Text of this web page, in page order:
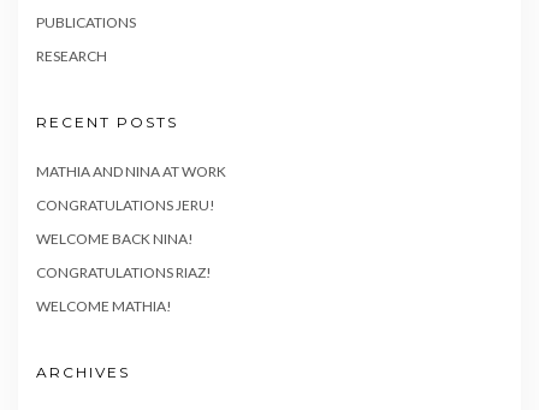
PUBLICATIONS
RESEARCH
RECENT POSTS
MATHIA AND NINA AT WORK
CONGRATULATIONS JERU!
WELCOME BACK NINA!
CONGRATULATIONS RIAZ!
WELCOME MATHIA!
ARCHIVES